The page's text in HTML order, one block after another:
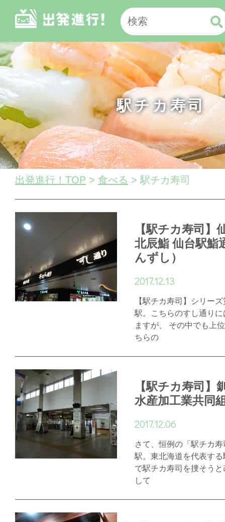
駅チカ寿司
出発進行！TOP > 食べる > 駅チカ寿司
【駅チカ寿司】
北辰鮨 仙台駅鮨
んずし）
2017.12.13
【駅チカ寿司】シリー
駅。こちらのすし通り
ますが、 その中でも上
ちらの
【駅チカ寿司】
水産加工業共同
2017.12.06
さて、恒例の「駅チカ
駅。東北海道を代表す
で駅チカ寿司を捜そう
して